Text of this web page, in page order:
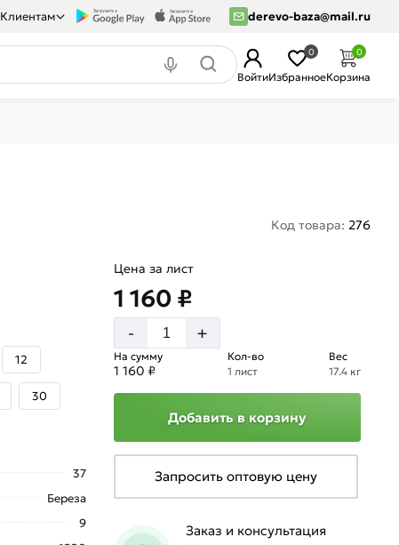
Клиентам derevo-baza@mail.ru
ВойтиИзбранное
0
Корзина
0
Код товара: 276
12
30
37
Береза
9
Цена за лист
1 160 ₽
- +
На сумму
1 160 ₽
Кол-во
1 лист
Вес
17.4 кг
Добавить в корзину
Запросить оптовую цену
Заказ и консультация